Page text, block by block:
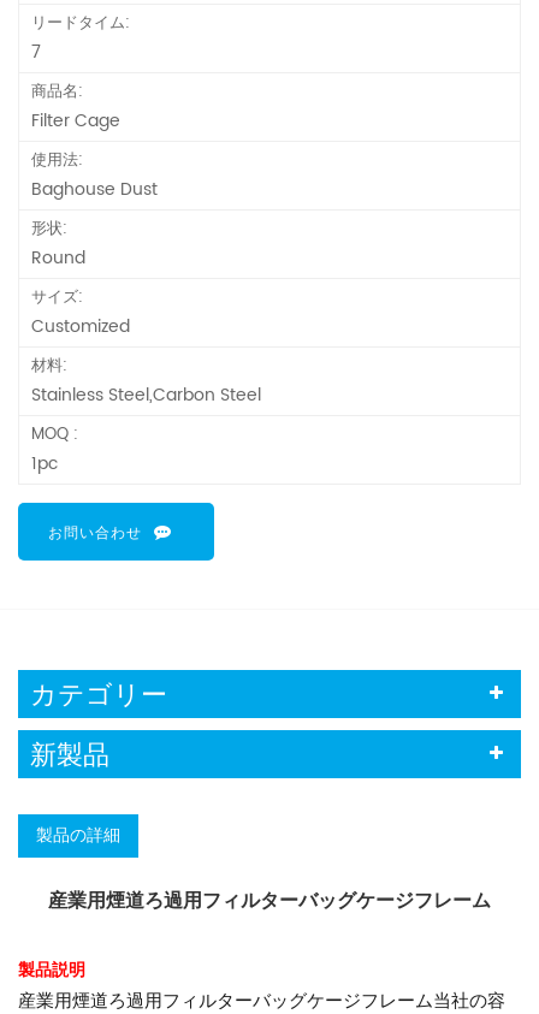
リードタイム:
7
商品名:
Filter Cage
使用法:
Baghouse Dust
形状:
Round
サイズ:
Customized
材料:
Stainless Steel,Carbon Steel
MOQ :
1pc
お問い合わせ
カテゴリー
新製品
製品の詳細
産業用煙道ろ過用フィルターバッグケージフレーム
製品説明
産業用煙道ろ過用フィルターバッグケージフレーム当社の容